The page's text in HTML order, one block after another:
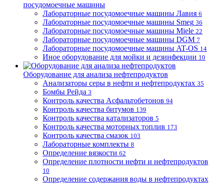
посудомоечные машины
Лабораторные посудомоечные машины Лавия 6
Лабораторные посудомоечные машины Smeg 36
Лабораторные посудомоечные машины Miele 22
Лабораторные посудомоечные машины DGM 7
Лабораторные посудомоечные машины AT-OS 14
Иное оборудование для мойки и дезинфекции 10
Оборудование для анализа нефтепродуктов
Анализаторы серы в нефти и нефтепродуктах 35
Бомбы Рейда 3
Контроль качества Асфальтобетонов 94
Контроль качества битумов 139
Контроль качества катализаторов 5
Контроль качества моторных топлив 173
Контроль качества смазок 103
Лабораторные комплекты 8
Определение вязкости 62
Определение плотности нефти и нефтепродуктов
10
Определение содержания воды в нефтепродуктах